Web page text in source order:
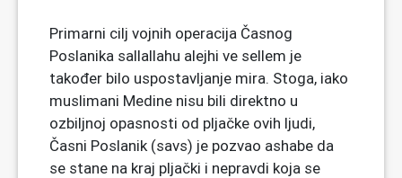
Primarni cilj vojnih operacija Časnog
Poslanika sallallahu alejhi ve sellem je
također bilo uspostavljanje mira. Stoga, iako
muslimani Medine nisu bili direktno u
ozbiljnoj opasnosti od pljačke ovih ljudi,
Časni Poslanik (savs) je pozvao ashabe da
se stane na kraj pljački i nepravdi koja se